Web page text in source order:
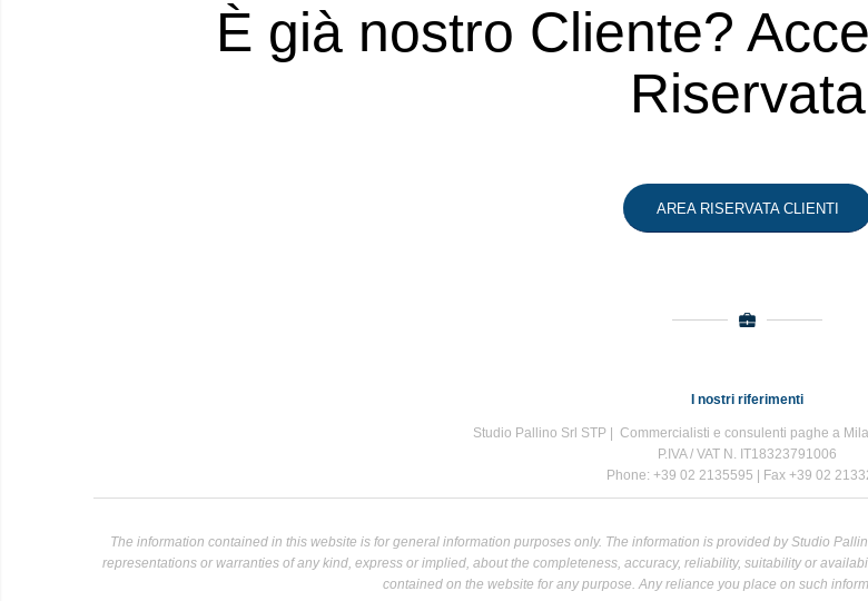
È già nostro Cliente?
Riservata
AREA RISERVATA CLIENTI
I nostri riferimenti
Studio Pallino Srl STP | Commercialisti e consulenti paghe a
P.IVA / VAT N. IT18323791006
Phone: +39 02 2135595 | Fax +39 02
The information contained in this website is for general information purposes only. The information is provided by Studio
representations or warranties of any kind, express or implied, about the completeness, accuracy, reliability, suitability or
contained on the website for any purpose. Any reliance you place on such